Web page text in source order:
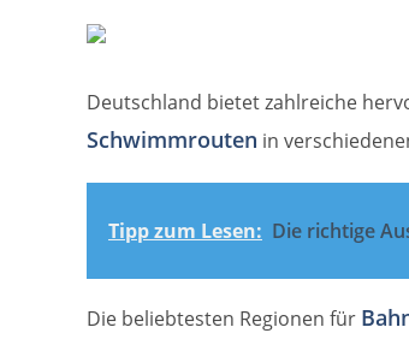
Deutschland bietet zahlreiche
Schwimmrouten in
Tipp zum Lesen: Die richtige
Die beliebtesten Regionen für